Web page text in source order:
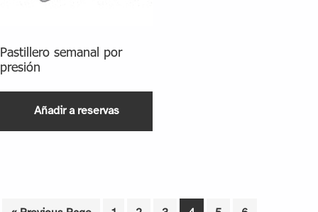
Pastillero semanal por
presión
Añadir a reservas